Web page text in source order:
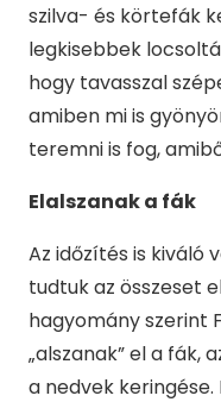
szilva- és körtefák
legkisebbek
hogy tavasszal
amiben mi is
teremni is fog,
Elalszanak a fák
Az időzítés is kiváló
tudtuk az összeset
hagyomány szerint
„alszanak” el a fák,
a nedvek